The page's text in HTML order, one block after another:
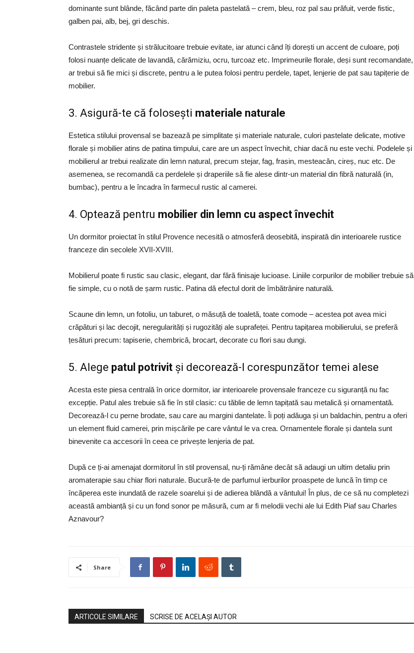
dominante sunt blânde, făcând parte din paleta pastelată – crem, bleu, roz pal sau prăfuit, verde fistic,
galben pai, alb, bej, gri deschis.
Contrastele stridente și strălucitoare trebuie evitate, iar atunci când îți dorești un accent de culoare, poți
folosi nuanțe delicate de lavandă, cărămiziu, ocru, turcoaz etc. Imprimeurile florale, deși sunt recomandate,
ar trebui să fie mici și discrete, pentru a le putea folosi pentru perdele, tapet, lenjerie de pat sau tapițerie de
mobilier.
3. Asigură-te că folosești materiale naturale
Estetica stilului provensal se bazează pe simplitate și materiale naturale, culori pastelate delicate, motive
florale și mobilier atins de patina timpului, care are un aspect învechit, chiar dacă nu este vechi. Podelele și
mobilierul ar trebui realizate din lemn natural, precum stejar, fag, frasin, mesteacăn, cireș, nuc etc. De
asemenea, se recomandă ca perdelele și draperiile să fie alese dintr-un material din fibră naturală (in,
bumbac), pentru a le încadra în farmecul rustic al camerei.
4. Optează pentru mobilier din lemn cu aspect învechit
Un dormitor proiectat în stilul Provence necesită o atmosferă deosebită, inspirată din interioarele rustice
franceze din secolele XVII-XVIII.
Mobilierul poate fi rustic sau clasic, elegant, dar fără finisaje lucioase. Liniile corpurilor de mobilier trebuie să
fie simple, cu o notă de șarm rustic. Patina dă efectul dorit de îmbătrânire naturală.
Scaune din lemn, un fotoliu, un taburet, o măsuță de toaletă, toate comode – acestea pot avea mici
crăpături și lac decojit, neregularități și rugozități ale suprafeței. Pentru tapițarea mobilierului, se preferă
țesături precum: tapiserie, chembrică, brocart, decorate cu flori sau dungi.
5. Alege patul potrivit și decorează-l corespunzător temei alese
Acesta este piesa centrală în orice dormitor, iar interioarele provensale franceze cu siguranță nu fac
excepție. Patul ales trebuie să fie în stil clasic: cu tăblie de lemn tapițată sau metalică și ornamentată.
Decorează-l cu perne brodate, sau care au margini dantelate. Îi poți adăuga și un baldachin, pentru a oferi
un element fluid camerei, prin mișcările pe care vântul le va crea. Ornamentele florale și dantela sunt
binevenite ca accesorii în ceea ce privește lenjeria de pat.
După ce ți-ai amenajat dormitorul în stil provensal, nu-ți rămâne decât să adaugi un ultim detaliu prin
aromaterapie sau chiar flori naturale. Bucură-te de parfumul ierburilor proaspete de luncă în timp ce
încăperea este inundată de razele soarelui și de adierea blândă a vântului! În plus, de ce să nu completezi
această ambianță și cu un fond sonor pe măsură, cum ar fi melodii vechi ale lui Edith Piaf sau Charles
Aznavour?
Share
ARTICOLE SIMILARE SCRISE DE ACELAȘI AUTOR